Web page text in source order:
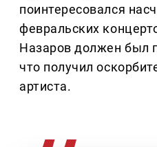
поинтересовался
февральских
Назаров должен был
что получил
артиста.